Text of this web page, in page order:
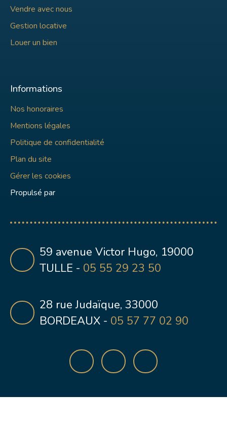
Vendre avec nous
Gestion locative
Louer un bien
Informations
Nos honoraires
Mentions légales
Politique de confidentialité
Plan du site
Gérer les cookies
Propulsé par
59 avenue Victor Hugo, 19000
TULLE - 05 55 29 23 50
28 rue Judaïque, 33000
BORDEAUX - 05 57 77 02 90